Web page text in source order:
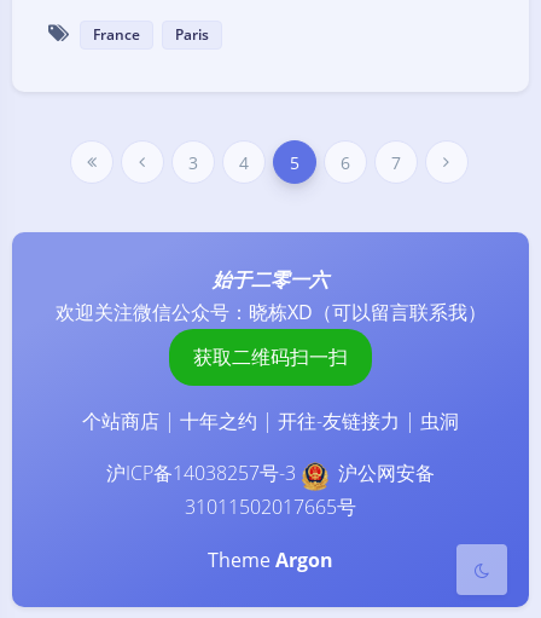
Sans Serif Serif
浅阴影
闭
度
France Paris
3 4 5 6 7
始于二零一六
欢迎关注微信公众号： 晓栋XD （可以留言联系我）
获取二维码扫一扫
个站商店 | 十年之约 | 开往-友链接力 | 虫洞
沪ICP备14038257号-3
沪公网安备
31011502017665号
Theme Argon